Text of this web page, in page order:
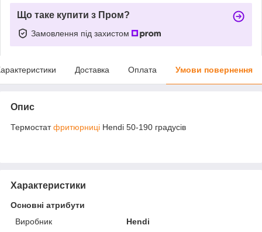
Що таке купити з Пром?
Замовлення під захистом
Доставка Оплата Умови повернення
Опис
Термостатфритюрниці Hendi 50-190 градусів
Характеристики
Основні атрибути
Виробник
Hendi